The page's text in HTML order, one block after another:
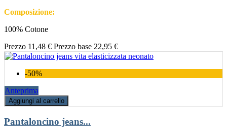
Composizione:
100% Cotone
Prezzo 11,48 € Prezzo base 22,95 €
-50%
Anteprima
Aggiungi al carrello
Pantaloncino jeans...